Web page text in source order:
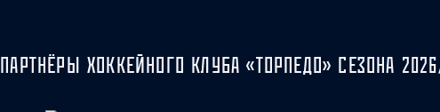
ПАРТНЁРЫ ХОККЕЙНОГО КЛУБА «ТОРПЕДО» СЕЗОНА